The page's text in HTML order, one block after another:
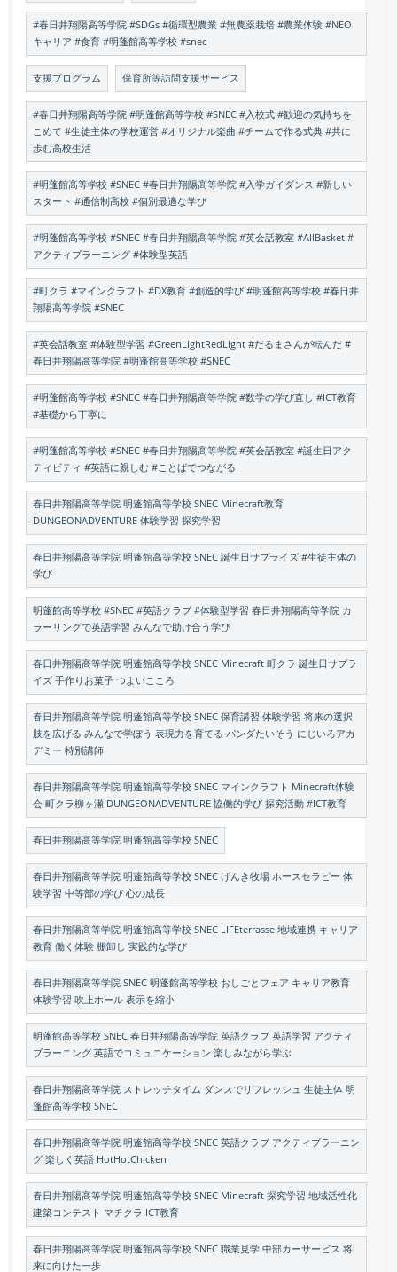
#春日井翔陽高等学院 #SDGs #循環型農業 #無農薬栽培 #農業体験 #NEO
キャリア #食育 #明蓬館高等学校 #snec
支援プログラム 保育所等訪問支援サービス
#春日井翔陽高等学院 #明蓬館高等学校 #SNEC #入校式 #歓迎の気持ちを
こめて #生徒主体の学校運営 #オリジナル楽曲 #チームで作る式典 #共に
歩む高校生活
#明蓬館高等学校 #SNEC #春日井翔陽高等学院 #入学ガイダンス #新しい
スタート #通信制高校 #個別最適な学び
#明蓬館高等学校 #SNEC #春日井翔陽高等学院 #英会話教室 #AllBasket #
アクティブラーニング #体験型英語
#町クラ #マインクラフト #DX教育 #創造的学び #明蓬館高等学校 #春日井
翔陽高等学院 #SNEC
#英会話教室 #体験型学習 #GreenLightRedLight #だるまさんが転んだ #
春日井翔陽高等学院 #明蓬館高等学校 #SNEC
#明蓬館高等学校 #SNEC #春日井翔陽高等学院 #数学の学び直し #ICT教育
#基礎から丁寧に
#明蓬館高等学校 #SNEC #春日井翔陽高等学院 #英会話教室 #誕生日アク
ティビティ #英語に親しむ #ことばでつながる
春日井翔陽高等学院 明蓬館高等学校 SNEC Minecraft教育
DUNGEONADVENTURE 体験学習 探究学習
春日井翔陽高等学院 明蓬館高等学校 SNEC 誕生日サプライズ #生徒主体の
学び
明蓬館高等学校 #SNEC #英語クラブ #体験型学習 春日井翔陽高等学院 カ
ラーリングで英語学習 みんなで助け合う学び
春日井翔陽高等学院 明蓬館高等学校 SNEC Minecraft 町クラ 誕生日サプラ
イズ 手作りお菓子 つよいこころ
春日井翔陽高等学院 明蓬館高等学校 SNEC 保育講習 体験学習 将来の選択
肢を広げる みんなで学ぼう 表現力を育てる パンダたいそう にじいろアカ
デミー 特別講師
春日井翔陽高等学院 明蓬館高等学校 SNEC マインクラフト Minecraft体験
会 町クラ柳ヶ瀬 DUNGEONADVENTURE 協働的学び 探究活動 #ICT教育
春日井翔陽高等学院 明蓬館高等学校 SNEC
春日井翔陽高等学院 明蓬館高等学校 SNEC げんき牧場 ホースセラピー 体
験学習 中等部の学び 心の成長
春日井翔陽高等学院 明蓬館高等学校 SNEC LIFEterrasse 地域連携 キャリア
教育 働く体験 棚卸し 実践的な学び
春日井翔陽高等学院 SNEC 明蓬館高等学校 おしごとフェア キャリア教育
体験学習 吹上ホール 表示を縮小
明蓬館高等学校 SNEC 春日井翔陽高等学院 英語クラブ 英語学習 アクティ
ブラーニング 英語でコミュニケーション 楽しみながら学ぶ
春日井翔陽高等学院 ストレッチタイム ダンスでリフレッシュ 生徒主体 明
蓬館高等学校 SNEC
春日井翔陽高等学院 明蓬館高等学校 SNEC 英語クラブ アクティブラーニン
グ 楽しく英語 HotHotChicken
春日井翔陽高等学院 明蓬館高等学校 SNEC Minecraft 探究学習 地域活性化
建築コンテスト マチクラ ICT教育
春日井翔陽高等学院 明蓬館高等学校 SNEC 職業見学 中部カーサービス 将
来に向けた一歩